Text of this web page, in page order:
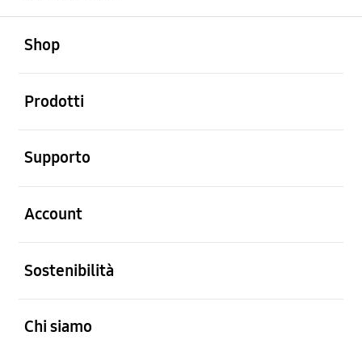
Shop
Prodotti
Supporto
Account
Sostenibilità
Chi siamo